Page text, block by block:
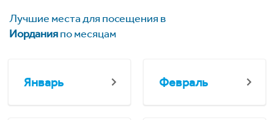
Лучшие места для посещения в
Иорданияпо месяцам
Январь Февраль